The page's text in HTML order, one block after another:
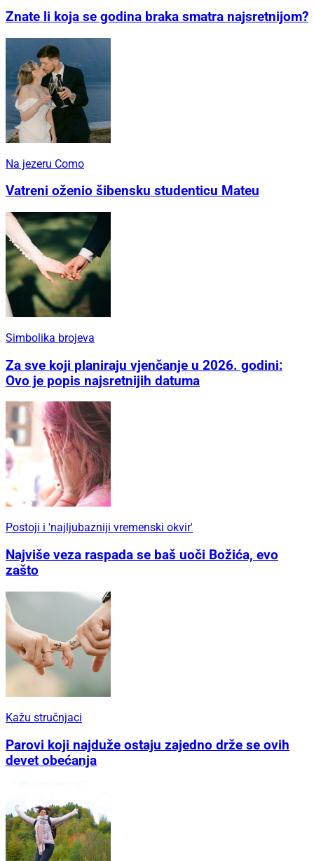
Znate li koja se godina braka smatra najsretnijom?
Na jezeru Como
Vatreni oženio šibensku studenticu Mateu
Simbolika brojeva
Za sve koji planiraju vjenčanje u 2026. godini:
Ovo je popis najsretnijih datuma
Postoji i 'najljubazniji vremenski okvir'
Najviše veza raspada se baš uoči Božića, evo
zašto
Kažu stručnjaci
Parovi koji najduže ostaju zajedno drže se ovih
devet obećanja